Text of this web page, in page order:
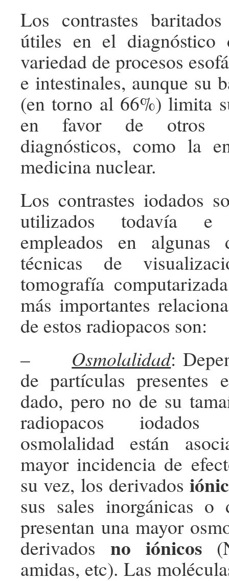
Los contrastes
útiles en el diagnóstico
variedad de procesos
e intestinales, aunque su
(en torno al 66%) limita
en favor de otros
diagnósticos, como la
medicina nuclear.
Los contrastes iodados
utilizados todavía
empleados en algunas
técnicas de
tomografía
más importantes
de estos radiopacos son:
– Osmolalidad:
de partículas presentes
dado, pero no de su
radiopacos
osmolalidad están
mayor incidencia de
su vez, los derivados
sus sales inorgánicas o
presentan una mayor
derivados no iónicos
amidas, etc). Las